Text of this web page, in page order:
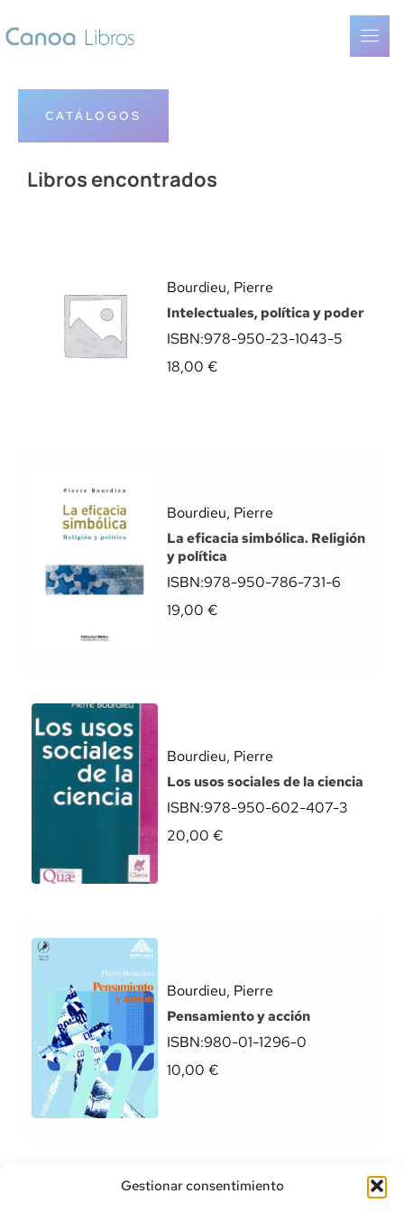
Gestionar consentimiento
CATÁLOGOS
Libros encontrados
Bourdieu, Pierre
Intelectuales, política y poder
ISBN:978-950-23-1043-5
18,00 €
Bourdieu, Pierre
La eficacia simbólica. Religión
y política
ISBN:978-950-786-731-6
19,00 €
Bourdieu, Pierre
Los usos sociales de la ciencia
ISBN:978-950-602-407-3
20,00 €
Bourdieu, Pierre
Pensamiento y acción
ISBN:980-01-1296-0
10,00 €